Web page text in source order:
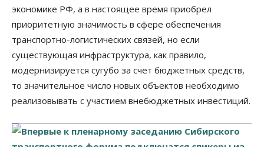
экономике РФ, а в настоящее время приобрел
приоритетную значимость в сфере обеспечения
транспортно-логистических связей, но если
существующая инфраструктура, как правило,
модернизируется сугубо за счет бюджетных средств,
то значительное число новых объектов необходимо
реализовывать с участием внебюджетных инвестиций.